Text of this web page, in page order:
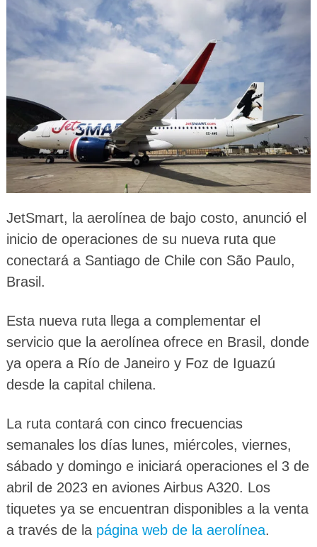
JetSmart, la aerolínea de bajo costo, anunció el
inicio de operaciones de su nueva ruta que
conectará a Santiago de Chile con São Paulo,
Brasil.
Esta nueva ruta llega a complementar el
servicio que la aerolínea ofrece en Brasil, donde
ya opera a Río de Janeiro y Foz de Iguazú
desde la capital chilena.
La ruta contará con cinco frecuencias
semanales los días lunes, miércoles, viernes,
sábado y domingo e iniciará operaciones el 3 de
abril de 2023 en aviones Airbus A320. Los
tiquetes ya se encuentran disponibles a la venta
a través de la página web de la aerolínea.